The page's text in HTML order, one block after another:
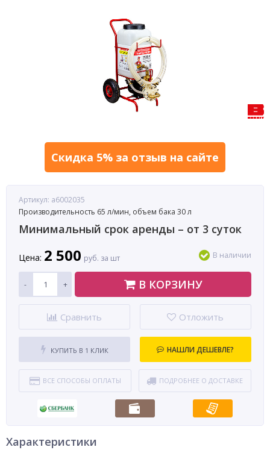
Скидка 5% за отзыв на сайте
Артикул: a6002035
Производительность 65 л/мин, объем бака 30 л
Минимальный срок аренды – от 3 суток
Цена: 2 500 руб. за шт В наличии
- + В КОРЗИНУ
Сравнить Отложить
КУПИТЬ В 1 КЛИК НАШЛИ ДЕШЕВЛЕ?
ВСЕ СПОСОБЫ ОПЛАТЫ ПОДРОБНЕЕ О ДОСТАВКЕ
Характеристики